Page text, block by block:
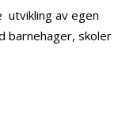
utvikling av egen
barnehager, skoler